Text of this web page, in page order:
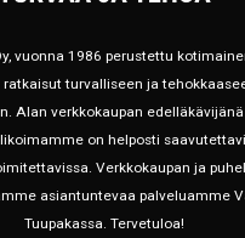
vuonna 1986 perustettu
turvalliseen ja
Alan verkkokaupan
on helposti
Verkkokaupan ja
asiantuntevaa palveluamme
Tuupakassa. Tervetuloa!